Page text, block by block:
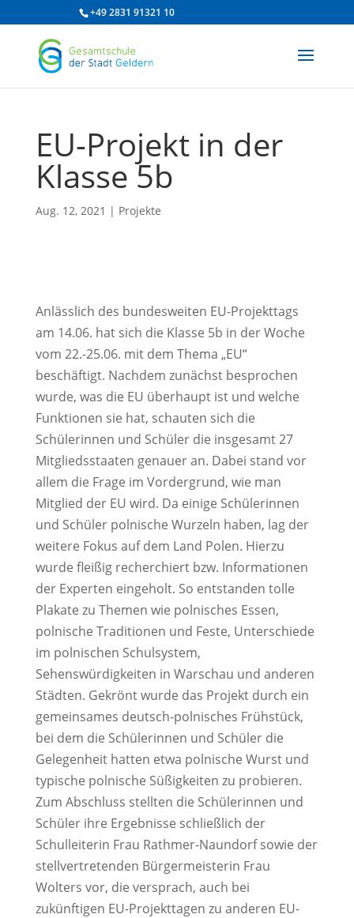
+49 2831 91321 10
EU-Projekt in der
Klasse 5b
Aug. 12, 2021 | Projekte
Anlässlich des bundesweiten EU-Projekttags
am 14.06. hat sich die Klasse 5b in der Woche
vom 22.-25.06. mit dem Thema „EU“
beschäftigt. Nachdem zunächst besprochen
wurde, was die EU überhaupt ist und welche
Funktionen sie hat, schauten sich die
Schülerinnen und Schüler die insgesamt 27
Mitgliedsstaaten genauer an. Dabei stand vor
allem die Frage im Vordergrund, wie man
Mitglied der EU wird. Da einige Schülerinnen
und Schüler polnische Wurzeln haben, lag der
weitere Fokus auf dem Land Polen. Hierzu
wurde fleißig recherchiert bzw. Informationen
der Experten eingeholt. So entstanden tolle
Plakate zu Themen wie polnisches Essen,
polnische Traditionen und Feste, Unterschiede
im polnischen Schulsystem,
Sehenswürdigkeiten in Warschau und anderen
Städten. Gekrönt wurde das Projekt durch ein
gemeinsames deutsch-polnisches Frühstück,
bei dem die Schülerinnen und Schüler die
Gelegenheit hatten etwa polnische Wurst und
typische polnische Süßigkeiten zu probieren.
Zum Abschluss stellten die Schülerinnen und
Schüler ihre Ergebnisse schließlich der
Schulleiterin Frau Rathmer-Naundorf sowie der
stellvertretenden Bürgermeisterin Frau
Wolters vor, die versprach, auch bei
zukünftigen EU-Projekttagen zu anderen EU-